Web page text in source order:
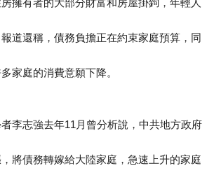
擁有者的大部分財富和房屋掛鉤，年輕人
道還稱，債務負擔正在約束家庭預算，同
家庭的消費意願下降。
李志強去年11月曾分析說，中共地方政府
將債務轉嫁給大陸家庭，急速上升的家庭